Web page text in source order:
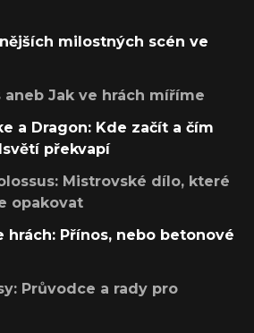
milostných scén ve
Jak ve hrách míříme
a Dragon: Kde začít a čím
překvapí
Mistrovské dílo, které
opakovat
hrách: Přínos, nebo betonové
Průvodce a rady pro